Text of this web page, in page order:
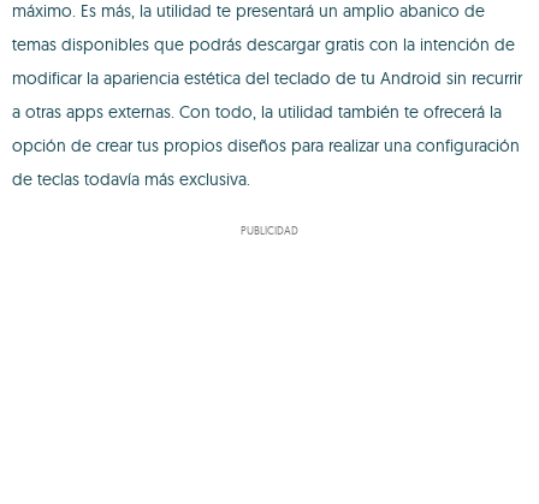
máximo. Es más, la utilidad te presentará un amplio abanico de
temas disponibles que podrás descargar gratis con la intención de
modificar la apariencia estética del teclado de tu Android sin recurrir
a otras apps externas. Con todo, la utilidad también te ofrecerá la
opción de crear tus propios diseños para realizar una configuración
de teclas todavía más exclusiva.
PUBLICIDAD